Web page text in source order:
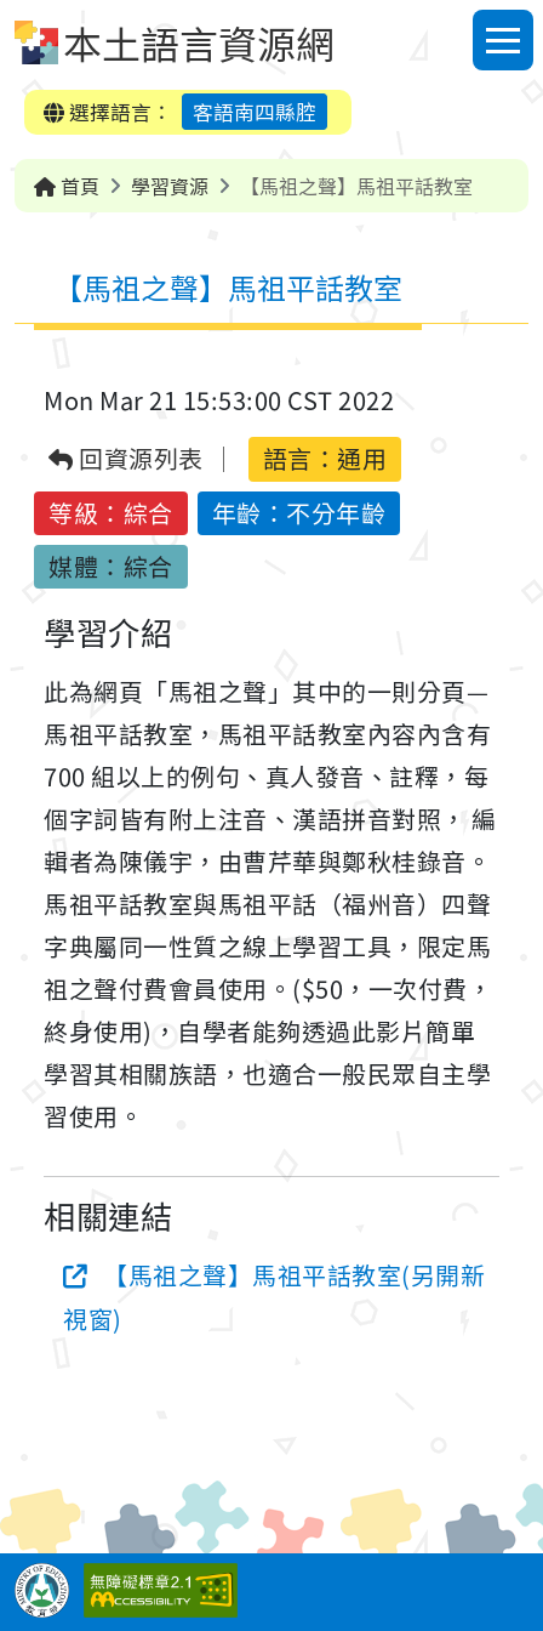
本土語言資源網
選單
選擇語言：
客語南四縣腔
首頁 學習資源 【馬祖之聲】馬祖平話教室
【馬祖之聲】馬祖平話教室
Mon Mar 21 15:53:00 CST 2022
回資源列表
語言： 通用
等級：綜合
年齡：不分年齡
媒體：綜合
學習介紹
此為網頁「馬祖之聲」其中的一則分頁—
馬祖平話教室，馬祖平話教室內容內含有
700 組以上的例句、真人發音、註釋，每
個字詞皆有附上注音、漢語拼音對照， 編
輯者為陳儀宇，由曹芹華與鄭秋桂錄音。
馬祖平話教室與馬祖平話（福州音）四聲
字典屬同一性質之線上學習工具，限定馬
祖之聲付費會員使用。($50，一次付費，
終身使用)，自學者能夠透過此影片簡單
學習其相關族語，也適合一般民眾自主學
習使用。
相關連結
【馬祖之聲】馬祖平話教室(另開新
視窗)